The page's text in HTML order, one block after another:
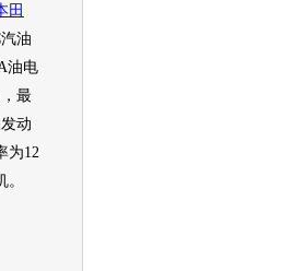
田
汽油
油电
最
发动
为12